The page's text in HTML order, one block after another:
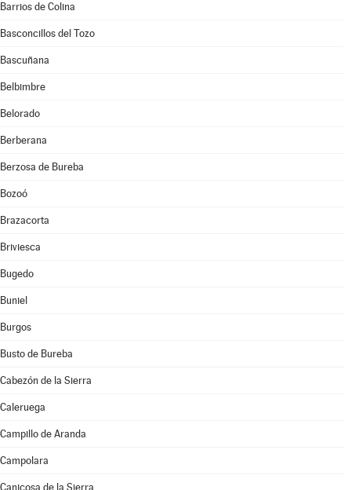
Barrios de Colina
Basconcillos del Tozo
Bascuñana
Belbimbre
Belorado
Berberana
Berzosa de Bureba
Bozoó
Brazacorta
Briviesca
Bugedo
Buniel
Burgos
Busto de Bureba
Cabezón de la Sierra
Caleruega
Campillo de Aranda
Campolara
Canicosa de la Sierra